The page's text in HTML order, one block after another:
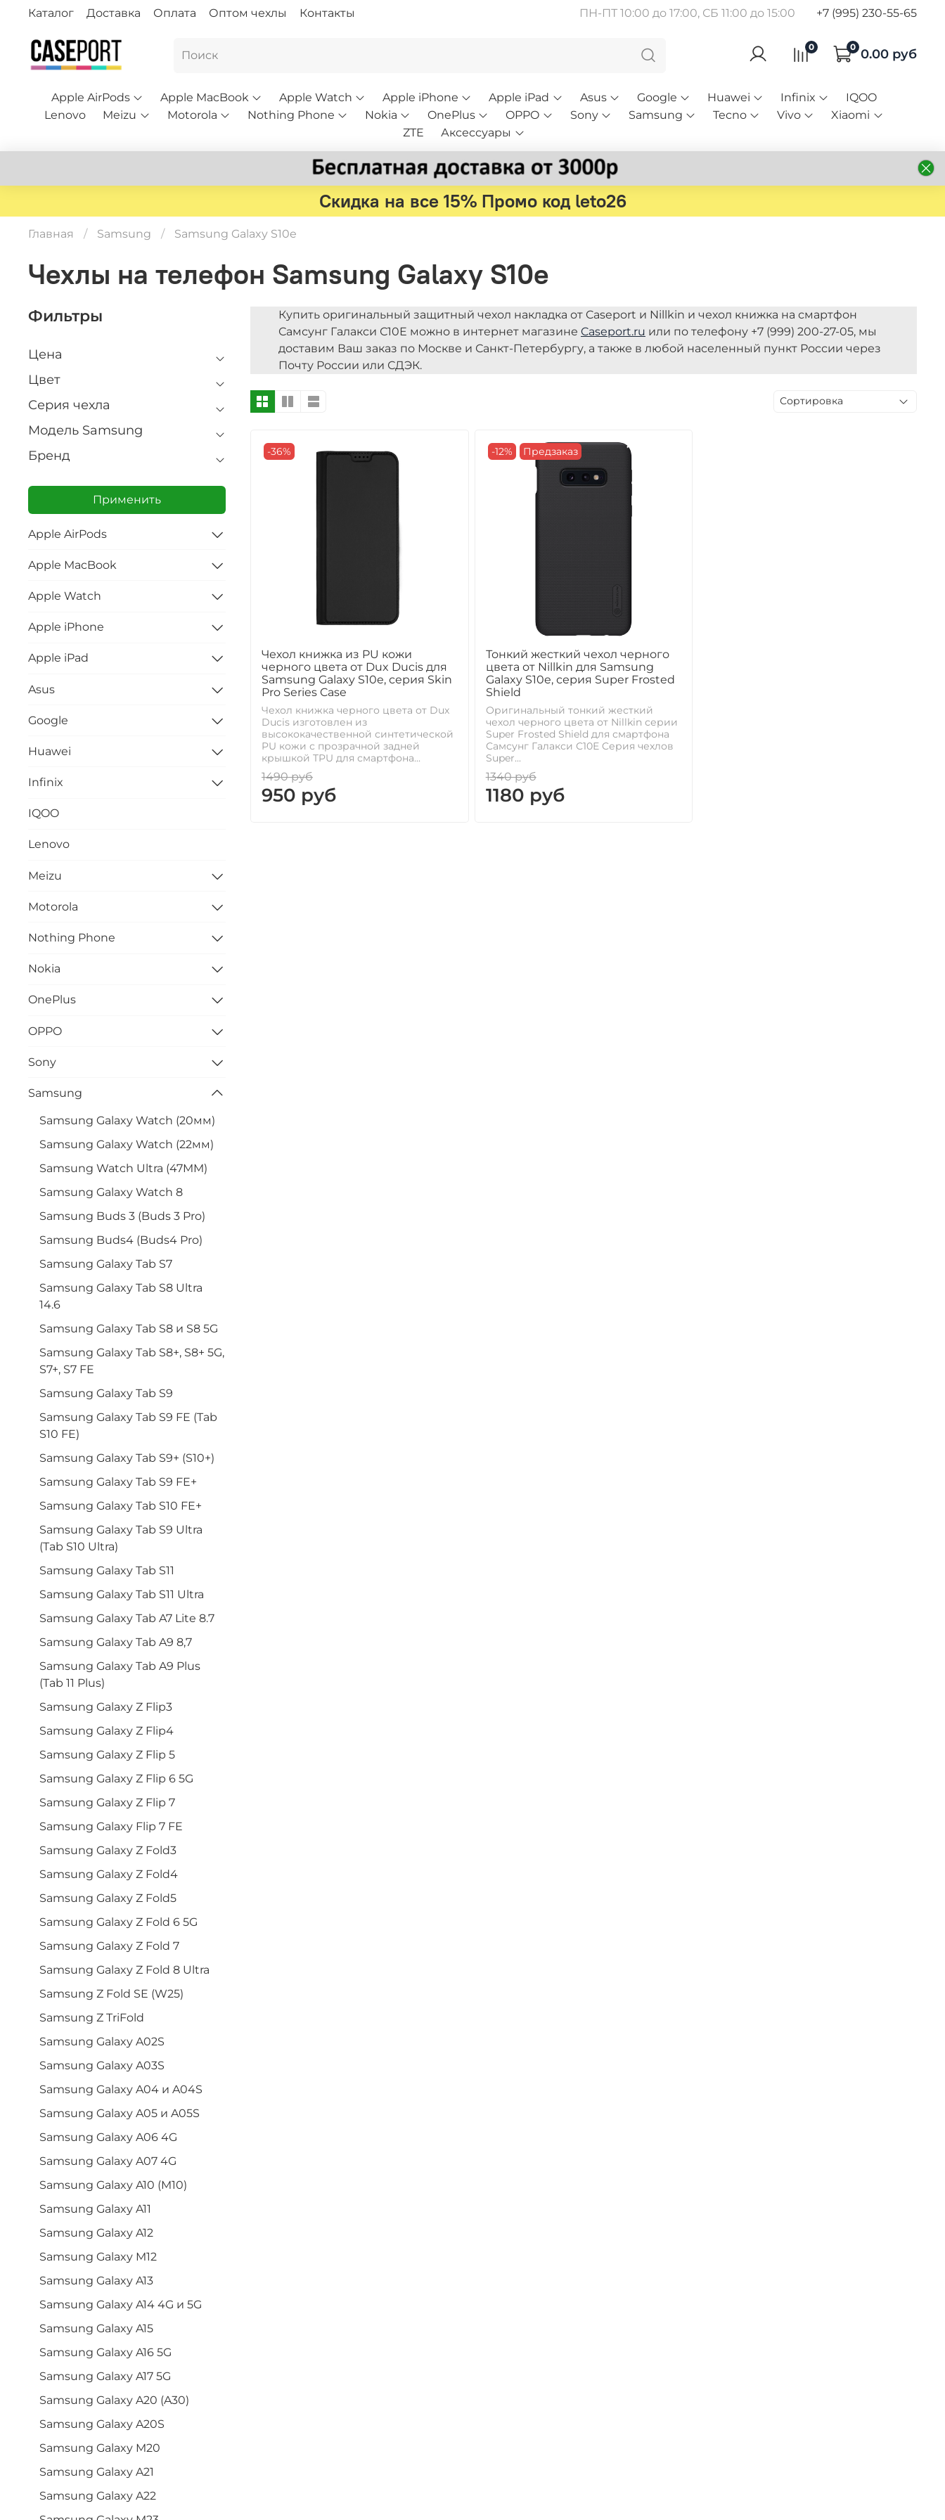
Каталог Доставка Оплата Оптом чехлы Контакты ПН-ПТ 10:00 до 17:00, СБ 11:00 до 15:00 +7 (995) 230-55-65
0 0 0.00 руб
Apple AirPods Apple MacBook Apple Watch Apple iPhone Apple iPad Asus Google Huawei Infinix
IQOO
Lenovo
Meizu Motorola Nothing Phone Nokia OnePlus OPPO Sony Samsung Tecno Vivo
Xiaomi
ZTE
Аксессуары
Скидка на все 15% Промо код leto26
Главная Samsung Samsung Galaxy S10e
Чехлы на телефон Samsung Galaxy S10e
Купить оригинальный защитный чехол накладка от Caseport и Nillkin и чехол книжка на смартфон
Самсунг Галакси С10Е можно в интернет магазине Caseport.ru или по телефону +7 (999) 200-27-05, мы
доставим Ваш заказ по Москве и Санкт-Петербургу, а также в любой населенный пункт России через
Почту России или СДЭК.
-36%
Чехол книжка из PU кожи
черного цвета от Dux Ducis для
Samsung Galaxy S10e, серия Skin
Pro Series Case
Чехол книжка черного цвета от Dux
Ducis изготовлен из
высококачественной синтетической
PU кожи с прозрачной задней
крышкой TPU для смартфона...
1490 руб
950 руб
-12% Предзаказ
Тонкий жесткий чехол черного
цвета от Nillkin для Samsung
Galaxy S10e, серия Super Frosted
Shield
Оригинальный тонкий жесткий
чехол черного цвета от Nillkin серии
Super Frosted Shield для смартфона
Самсунг Галакси С10Е Cерия чехлов
Super...
1340 руб
1180 руб
Фильтры
Цена
Цвет
Серия чехла
Модель Samsung
Бренд
Применить
Apple AirPods
Apple MacBook
Apple Watch
Apple iPhone
Apple iPad
Asus
Google
Huawei
Infinix
IQOO
Lenovo
Meizu
Motorola
Nothing Phone
Nokia
OnePlus
OPPO
Sony
Samsung
Samsung Galaxy Watch (20мм)
Samsung Galaxy Watch (22мм)
Samsung Watch Ultra (47MM)
Samsung Galaxy Watch 8
Samsung Buds 3 (Buds 3 Pro)
Samsung Buds4 (Buds4 Pro)
Samsung Galaxy Tab S7
Samsung Galaxy Tab S8 Ultra
14.6
Samsung Galaxy Tab S8 и S8 5G
Samsung Galaxy Tab S8+, S8+ 5G,
S7+, S7 FE
Samsung Galaxy Tab S9
Samsung Galaxy Tab S9 FE (Tab
S10 FE)
Samsung Galaxy Tab S9+ (S10+)
Samsung Galaxy Tab S9 FE+
Samsung Galaxy Tab S10 FE+
Samsung Galaxy Tab S9 Ultra
(Tab S10 Ultra)
Samsung Galaxy Tab S11
Samsung Galaxy Tab S11 Ultra
Samsung Galaxy Tab A7 Lite 8.7
Samsung Galaxy Tab A9 8,7
Samsung Galaxy Tab A9 Plus
(Tab 11 Plus)
Samsung Galaxy Z Flip3
Samsung Galaxy Z Flip4
Samsung Galaxy Z Flip 5
Samsung Galaxy Z Flip 6 5G
Samsung Galaxy Z Flip 7
Samsung Galaxy Flip 7 FE
Samsung Galaxy Z Fold3
Samsung Galaxy Z Fold4
Samsung Galaxy Z Fold5
Samsung Galaxy Z Fold 6 5G
Samsung Galaxy Z Fold 7
Samsung Galaxy Z Fold 8 Ultra
Samsung Z Fold SE (W25)
Samsung Z TriFold
Samsung Galaxy A02S
Samsung Galaxy A03S
Samsung Galaxy A04 и A04S
Samsung Galaxy A05 и A05S
Samsung Galaxy A06 4G
Samsung Galaxy A07 4G
Samsung Galaxy A10 (M10)
Samsung Galaxy A11
Samsung Galaxy A12
Samsung Galaxy M12
Samsung Galaxy A13
Samsung Galaxy A14 4G и 5G
Samsung Galaxy A15
Samsung Galaxy A16 5G
Samsung Galaxy A17 5G
Samsung Galaxy A20 (A30)
Samsung Galaxy A20S
Samsung Galaxy M20
Samsung Galaxy A21
Samsung Galaxy A22